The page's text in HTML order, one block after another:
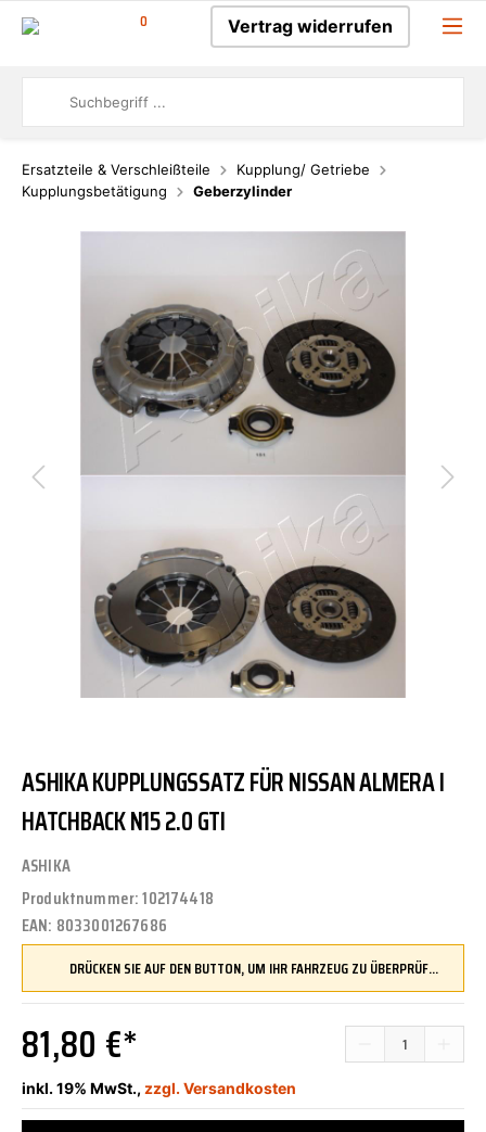
0 Vertrag widerrufen
Ersatzteile & Verschleißteile
Kupplung/ Getriebe
Kupplungsbetätigung
Geberzylinder
ASHIKA KUPPLUNGSSATZ FÜR NISSAN ALMERA I
HATCHBACK N15 2.0 GTI
ASHIKA
Produktnummer:102174418
EAN: 8033001267686
DRÜCKEN SIE AUF DEN BUTTON, UM IHR FAHRZEUG ZU ÜBERPRÜFEN UND SICHERZUSTELLEN, DASS DIESES TEIL KOMPATIBEL IST, BEVOR SIE ES BESTELLEN
81,80 €*
inkl. 19% MwSt., zzgl. Versandkosten